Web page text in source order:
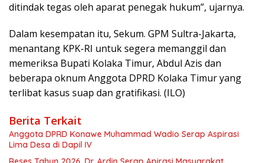
ditindak tegas oleh aparat penegak hukum”, ujarnya.
Dalam kesempatan itu, Sekum. GPM Sultra-Jakarta,
menantang KPK-RI untuk segera memanggil dan
memeriksa Bupati Kolaka Timur, Abdul Azis dan
beberapa oknum Anggota DPRD Kolaka Timur yang
terlibat kasus suap dan gratifikasi. (ILO)
Berita Terkait
Anggota DPRD Konawe Muhammad Wadio Serap Aspirasi
Lima Desa di Dapil IV